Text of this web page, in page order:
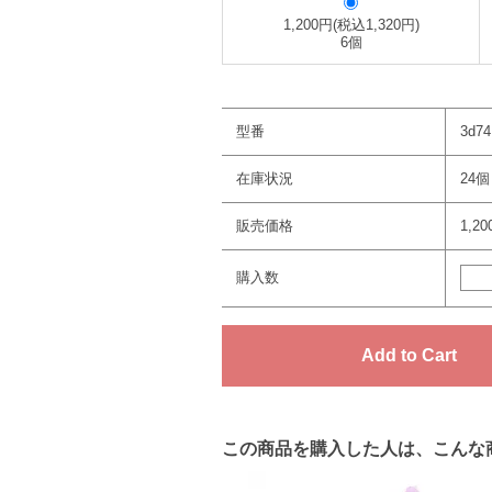
1,200円(税込1,320円)
6個
型番 3d74
在庫状況 24個
販売価格
購入数
この商品を購入した人は、こん